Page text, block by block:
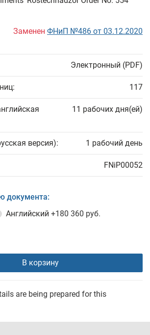
Заменен ФНиП №486 от 03.12.2020
Электронный (PDF)
117
11 рабочих дня(ей)
версия): 1 рабочий день
FNiP00052
документа:
Английский +180 360 руб.
В корзину
are being prepared for this